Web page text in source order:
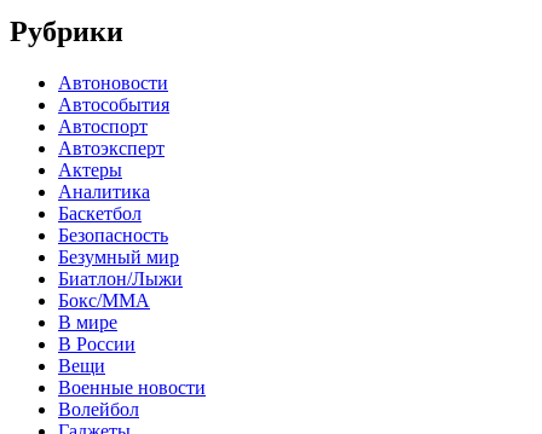
Рубрики
Автоновости
Автособытия
Автоспорт
Автоэксперт
Актеры
Аналитика
Баскетбол
Безопасность
Безумный мир
Биатлон/Лыжи
Бокс/MMA
В мире
В России
Вещи
Военные новости
Волейбол